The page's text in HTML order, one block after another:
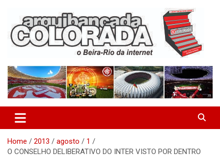
content
Arquibancada Colorada
Home 2013 agosto
1
O CONSELHO DELIBERATIVO DO INTER VISTO POR DENTRO